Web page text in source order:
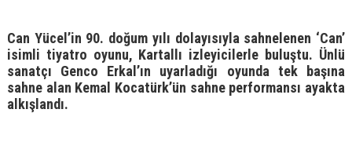
Can Yücel’in 90. doğum yılı dolayısıyla sahnelenen ‘Can’
isimli tiyatro oyunu, Kartallı izleyicilerle buluştu. Ünlü
sanatçı Genco Erkal’ın uyarladığı oyunda tek başına
sahne alan Kemal Kocatürk’ün sahne performansı ayakta
alkışlandı.